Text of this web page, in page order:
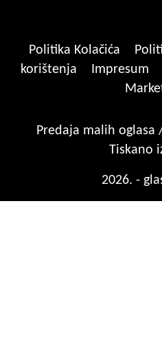
Politika Kolačića
korištenja
Impresum
Predaja malih oglasa
Tiskano
2026. -